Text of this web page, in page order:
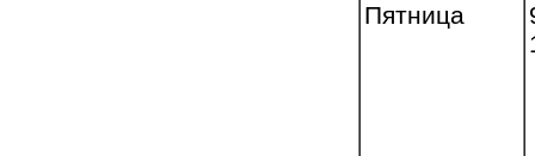
Пятница